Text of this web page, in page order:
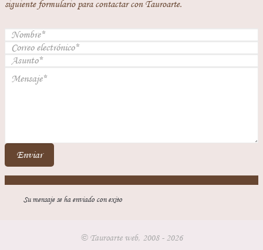
siguiente formulario para contactar con Tauroarte.
Enviar
Su mensaje se ha enviado con exito
© Tauroarte web, 2008 - 2026